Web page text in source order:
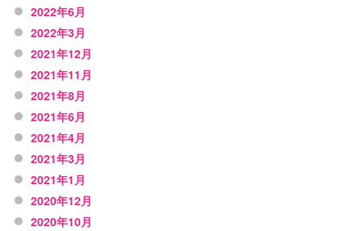
2022年6月
2022年3月
2021年12月
2021年11月
2021年8月
2021年6月
2021年4月
2021年3月
2021年1月
2020年12月
2020年10月